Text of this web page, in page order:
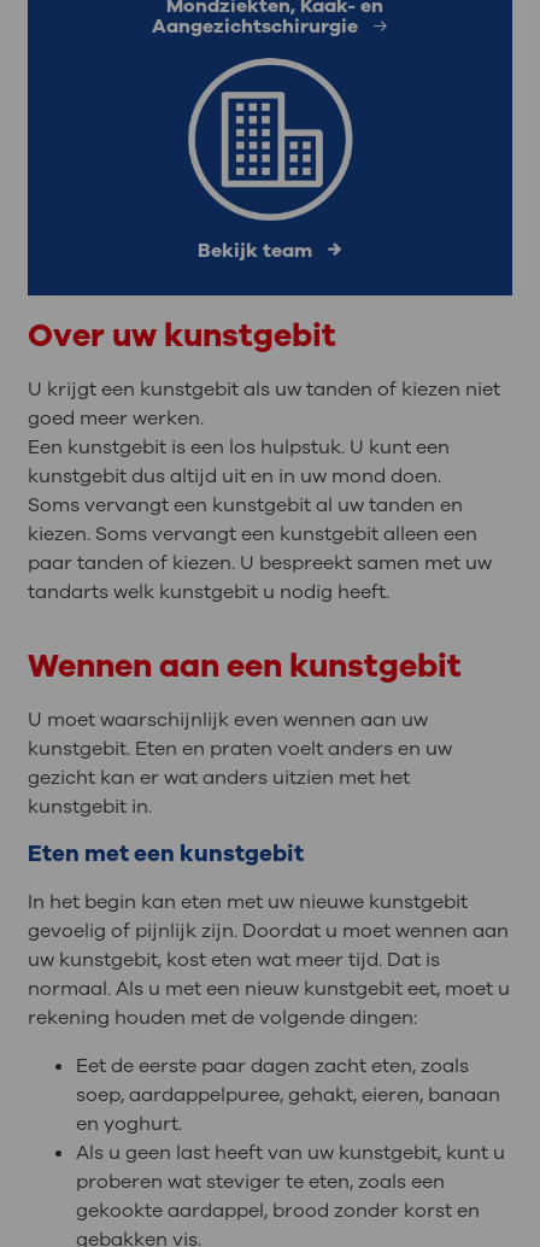
Mondziekten, Kaak- en
Aangezichtschirurgie
Bekijk team
Over uw kunstgebit
U krijgt een kunstgebit als uw tanden of kiezen niet
goed meer werken.
Een kunstgebit is een los hulpstuk. U kunt een
kunstgebit dus altijd uit en in uw mond doen.
Soms vervangt een kunstgebit al uw tanden en
kiezen. Soms vervangt een kunstgebit alleen een
paar tanden of kiezen. U bespreekt samen met uw
tandarts welk kunstgebit u nodig heeft.
Wennen aan een kunstgebit
U moet waarschijnlijk even wennen aan uw
kunstgebit. Eten en praten voelt anders en uw
gezicht kan er wat anders uitzien met het
kunstgebit in.
Eten met een kunstgebit
In het begin kan eten met uw nieuwe kunstgebit
gevoelig of pijnlijk zijn. Doordat u moet wennen aan
uw kunstgebit, kost eten wat meer tijd. Dat is
normaal. Als u met een nieuw kunstgebit eet, moet u
rekening houden met de volgende dingen:
Eet de eerste paar dagen zacht eten, zoals
soep, aardappelpuree, gehakt, eieren, banaan
en yoghurt.
Als u geen last heeft van uw kunstgebit, kunt u
proberen wat steviger te eten, zoals een
gekookte aardappel, brood zonder korst en
gebakken vis.